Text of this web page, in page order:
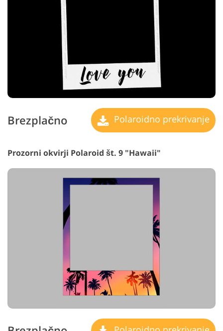
Brezplačno Polaroidno prekrivanje
Prozorni okvirji Polaroid št. 9 "Hawaii"